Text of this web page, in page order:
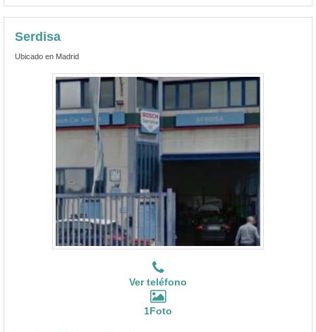
Serdisa
Ubicado en Madrid
Ver teléfono
1Foto